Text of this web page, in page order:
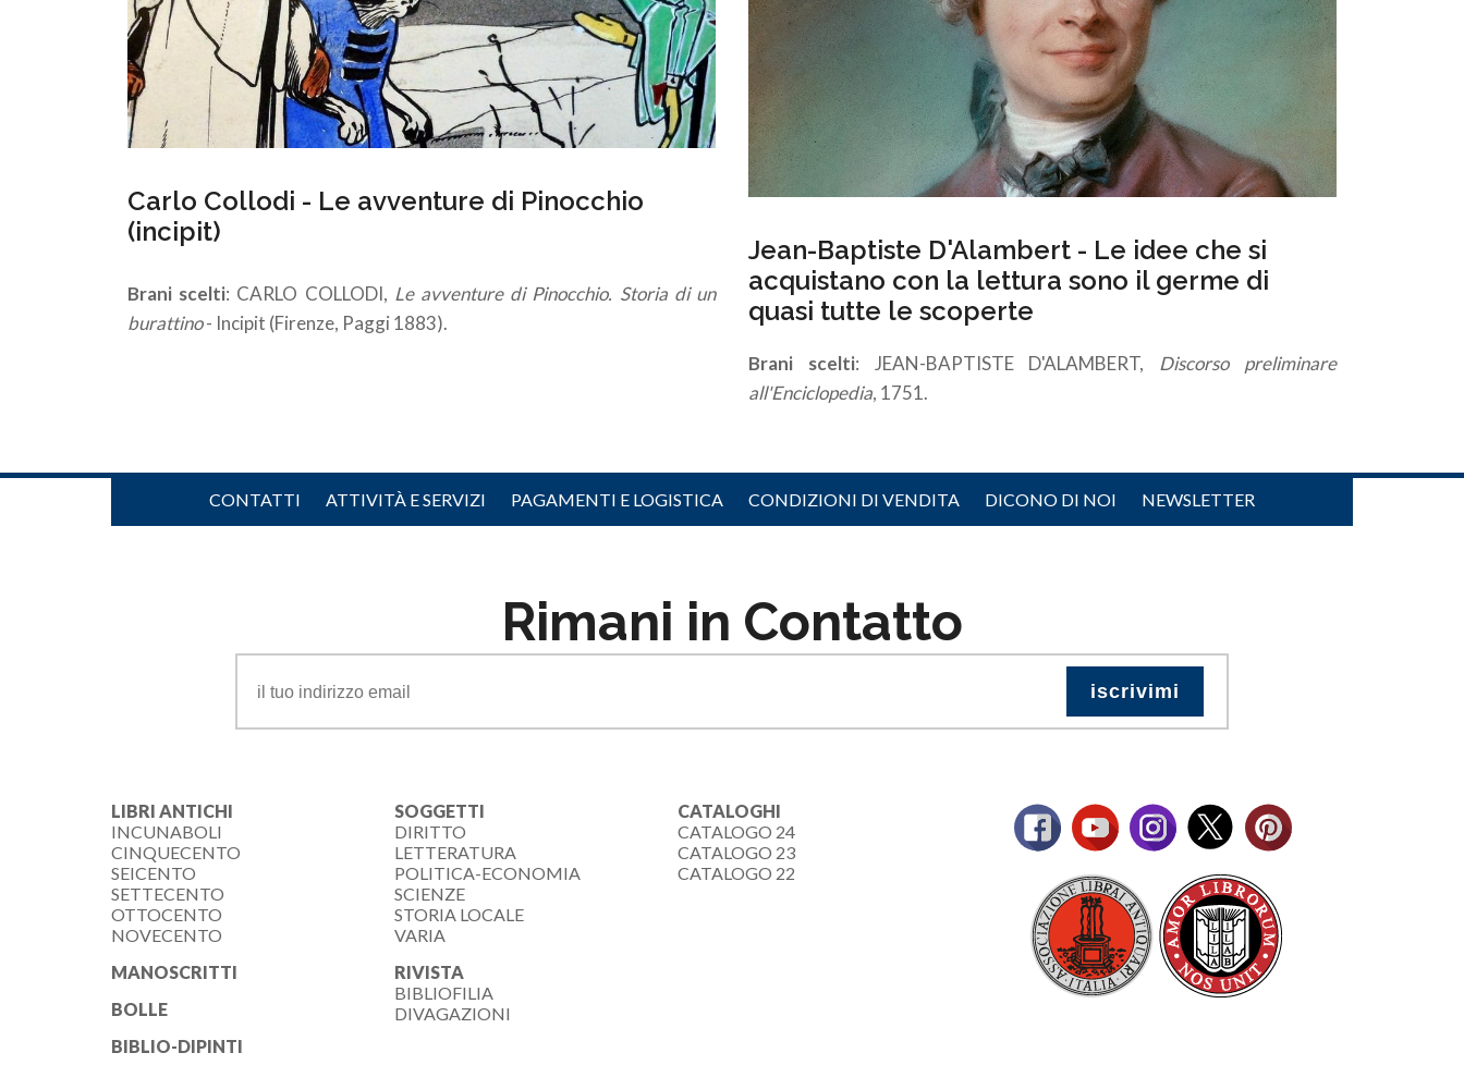
Carlo Collodi - Le avventure di Pinocchio
(incipit)
Brani scelti: CARLO COLLODI, Le avventure di Pinocchio. Storia di un
burattino- Incipit (Firenze, Paggi 1883).
Jean-Baptiste D'Alambert - Le idee che si
acquistano con la lettura sono il germe di
quasi tutte le scoperte
Brani scelti: JEAN-BAPTISTE D'ALAMBERT, Discorso preliminare
all'Enciclopedia, 1751.
CONTATTI ATTIVITÀ E SERVIZI PAGAMENTI E LOGISTICA CONDIZIONI DI VENDITA DICONO DI NOI NEWSLETTER
Rimani in Contatto
LIBRI ANTICHI
INCUNABOLI
CINQUECENTO
SEICENTO
SETTECENTO
OTTOCENTO
NOVECENTO
MANOSCRITTI
BOLLE
BIBLIO-DIPINTI
SOGGETTI
DIRITTO
LETTERATURA
POLITICA-ECONOMIA
SCIENZE
STORIA LOCALE
VARIA
RIVISTA
BIBLIOFILIA
DIVAGAZIONI
CATALOGHI
CATALOGO 24
CATALOGO 23
CATALOGO 22